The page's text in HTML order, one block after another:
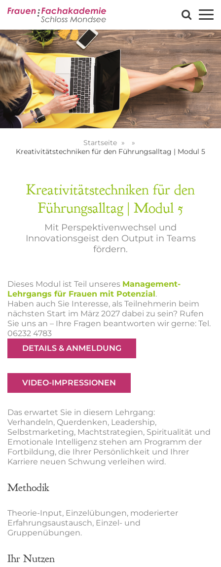
Startseite
Kreativitätstechniken für den Führungsalltag | Modul 5
Kreativitätstechniken für den
Führungsalltag | Modul 5
Mit Perspektivenwechsel und
Innovationsgeist den Output in Teams
fördern.
Dieses Modul ist Teil unseres Management-
Lehrgangs für Frauen mit Potenzial.
Haben auch Sie Interesse, als Teilnehmerin beim
nächsten Start im März 2027 dabei zu sein? Rufen
Sie uns an – Ihre Fragen beantworten wir gerne: Tel.
06232 4783
DETAILS & ANMELDUNG
VIDEO-IMPRESSIONEN
Das erwartet Sie in diesem Lehrgang:
Verhandeln, Querdenken, Leadership,
Selbstmarketing, Machtstrategien, Spiritualität und
Emotionale Intelligenz stehen am Programm der
Fortbildung, die Ihrer Persönlichkeit und Ihrer
Karriere neuen Schwung verleihen wird.
Methodik
Theorie-Input, Einzelübungen, moderierter
Erfahrungsaustausch, Einzel- und
Gruppenübungen.
Ihr Nutzen